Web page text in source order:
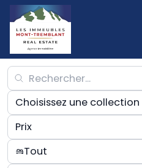
Choisissez une collection
Prix
Tout